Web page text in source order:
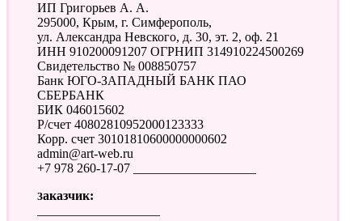
ИП Григорьев А. А.
295000, Крым, г. Симферополь,
ул. Александра Невского, д. 30, эт. 2, оф. 21
ИНН 910200091207 ОГРНИП 314910224500269
Свидетельство № 008850757
Банк ЮГО-ЗАПАДНЫЙ БАНК ПАО
СБЕРБАНК
БИК 046015602
Р/счет 40802810952000123333
Корр. счет 30101810600000000602
admin@art-web.ru
+7 978 260-17-07 ___________________
Заказчик: